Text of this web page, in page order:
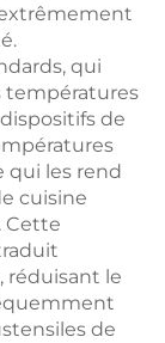
qui
températures
de
qui les rend
cuisine
Cette
réduisant le
de